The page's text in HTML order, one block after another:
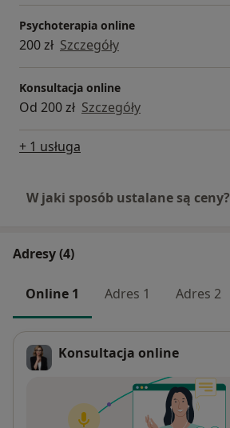
Psychoterapia online
200 zł Szczegóły
Konsultacja online
Od 200 zł Szczegóły
+ 1 usługa
W jaki sposób ustalane są ceny?
Adresy (4)
Online 1 Adres 1 Adres 2
Konsultacja online